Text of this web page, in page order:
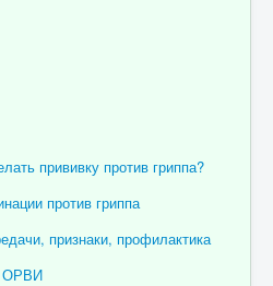
прививку против гриппа?
против гриппа
признаки, профилактика
ОРВИ